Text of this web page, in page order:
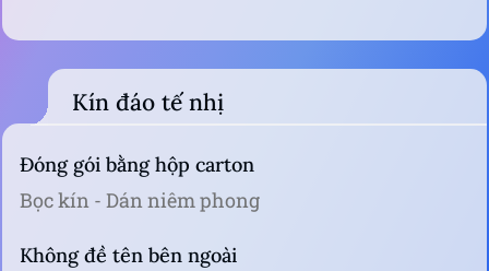
Kín đáo tế nhị
Đóng gói bằng hộp carton
Bọc kín - Dán niêm phong
Không đề tên bên ngoài